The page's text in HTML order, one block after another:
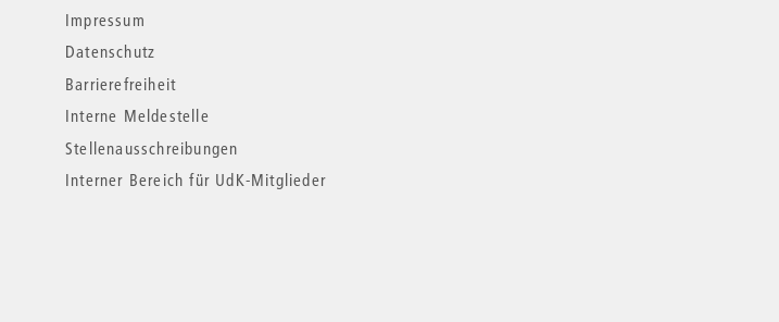
Impressum
Datenschutz
Barrierefreiheit
Interne Meldestelle
Stellenausschreibungen
Interner Bereich für UdK-Mitglieder